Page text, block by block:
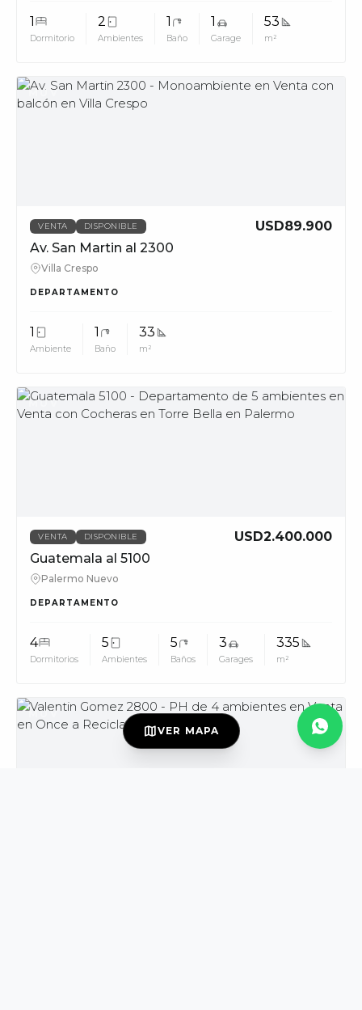
1
Dormitorio
2
Ambientes
1
Baño
1
Garage
53
m²
MUV
VENTA DISPONIBLE
USD89.900
Av. San Martin al 2300
Villa Crespo
DEPARTAMENTO
1
Ambiente
1
Baño
33
m²
MUV
VENTA DISPONIBLE
USD2.400.000
Guatemala al 5100
Palermo Nuevo
DEPARTAMENTO
4
Dormitorios
5
Ambientes
5
Baños
3
Garages
335
m²
MUV
mapVER MAPA